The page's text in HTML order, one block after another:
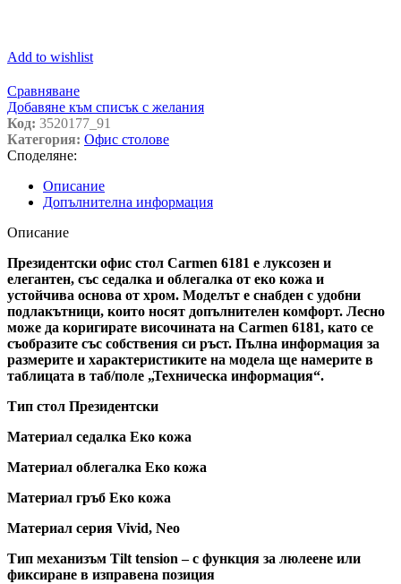
Add to wishlist
Сравняване
Добавяне към списък с желания
Код: 3520177_91
Категория: Офис столове
Споделяне:
Описание
Допълнителна информация
Описание
Президентски офис стол Carmen 6181 е луксозен и
елегантен, със седалка и облегалка от еко кожа и
устойчива основа от хром. Моделът е снабден с удобни
подлакътници, които носят допълнителен комфорт. Лесно
може да коригирате височината на Carmen 6181, като се
съобразите със собствения си ръст. Пълна информация за
размерите и характеристиките на модела ще намерите в
таблицата в таб/поле „Техническа информация“.
Тип стол Президентски
Материал седалка Еко кожа
Материал облегалка Еко кожа
Материал гръб Еко кожа
Материал серия Vivid, Neo
Тип механизъм Tilt tension – с функция за люлеене или
фиксиране в изправена позиция